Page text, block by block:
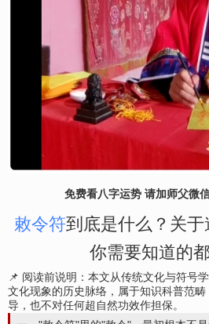
免费看八字运势 请加师父微
敕令符到底是什么？关于
你需要知道的
📌 阅读前说明：本文从传统文化与符号
文化现象的历史脉络，属于知识科普范
导，也不对任何超自然功效作担保。